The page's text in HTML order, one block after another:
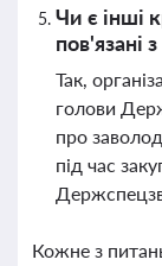
Чи є інші
пов'язані
Так,
голови
про
під час
Кожне з